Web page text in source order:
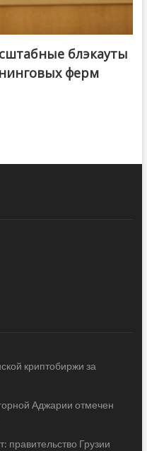
блэкауты
ферм
криптобиржи за
Аджарии отмечен
правительство Грузии